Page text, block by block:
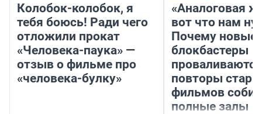
Колобок-колобок, я
тебя боюсь! Ради чего
отложили прокат
«Человека-паука» —
отзыв о фильме про
«человека-булку»
«Аналоговая
вот что нам
Почему новые
блокбастеры
повторы
фильмов
полные залы